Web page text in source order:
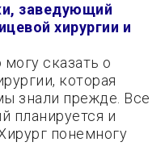
заведующий
хирургии и
сказать о
которая
знали прежде. Все
планируется и
понемногу